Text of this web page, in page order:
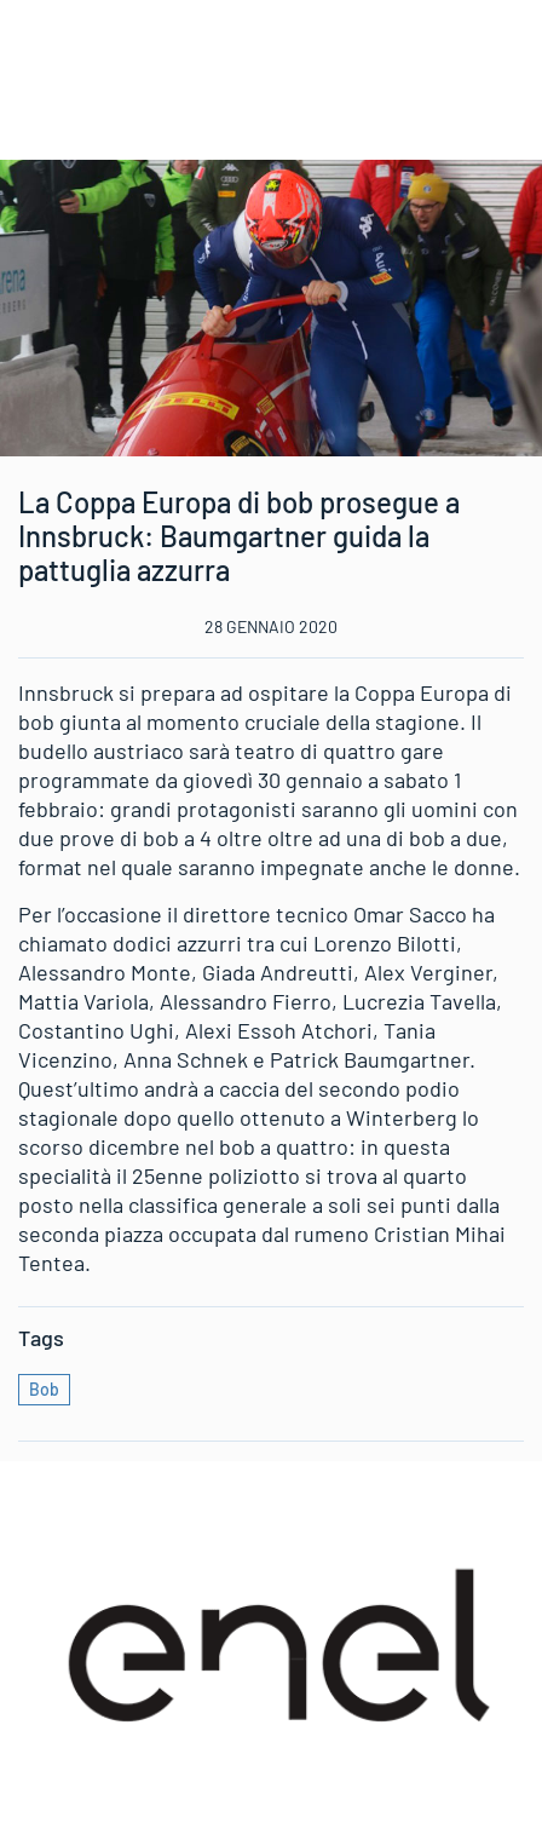
La Coppa Europa di bob prosegue a
Innsbruck: Baumgartner guida la
pattuglia azzurra
28 GENNAIO 2020
Innsbruck si prepara ad ospitare la Coppa Europa di
bob giunta al momento cruciale della stagione. Il
budello austriaco sarà teatro di quattro gare
programmate da giovedì 30 gennaio a sabato 1
febbraio: grandi protagonisti saranno gli uomini con
due prove di bob a 4 oltre oltre ad una di bob a due,
format nel quale saranno impegnate anche le donne.
Per l’occasione il direttore tecnico Omar Sacco ha
chiamato dodici azzurri tra cui Lorenzo Bilotti,
Alessandro Monte, Giada Andreutti, Alex Verginer,
Mattia Variola, Alessandro Fierro, Lucrezia Tavella,
Costantino Ughi, Alexi Essoh Atchori, Tania
Vicenzino, Anna Schnek e Patrick Baumgartner.
Quest’ultimo andrà a caccia del secondo podio
stagionale dopo quello ottenuto a Winterberg lo
scorso dicembre nel bob a quattro: in questa
specialità il 25enne poliziotto si trova al quarto
posto nella classifica generale a soli sei punti dalla
seconda piazza occupata dal rumeno Cristian Mihai
Tentea.
Tags
Bob